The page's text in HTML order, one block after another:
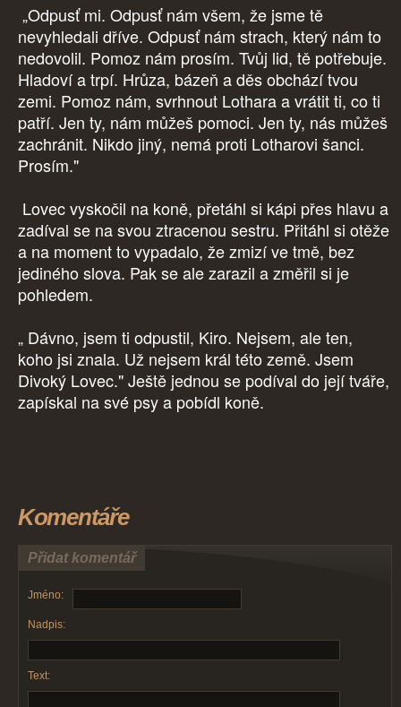
„Odpusť mi. Odpusť nám všem, že jsme tě
nevyhledali dříve. Odpusť nám strach, který nám to
nedovolil. Pomoz nám prosím. Tvůj lid, tě potřebuje.
Hladoví a trpí. Hrůza, bázeň a děs obchází tvou
zemi. Pomoz nám, svrhnout Lothara a vrátit ti, co ti
patří. Jen ty, nám můžeš pomoci. Jen ty, nás můžeš
zachránit. Nikdo jiný, nemá proti Lotharovi šanci.
Prosím."
Lovec vyskočil na koně, přetáhl si kápi přes hlavu a
zadíval se na svou ztracenou sestru. Přitáhl si otěže
a na moment to vypadalo, že zmizí ve tmě, bez
jediného slova. Pak se ale zarazil a změřil si je
pohledem.
„ Dávno, jsem ti odpustil, Kiro. Nejsem, ale ten,
koho jsi znala. Už nejsem král této země. Jsem
Divoký Lovec." Ještě jednou se podíval do její tváře,
zapískal na své psy a pobídl koně.
Komentáře
Přidat komentář
Jméno:
Nadpis:
Text: